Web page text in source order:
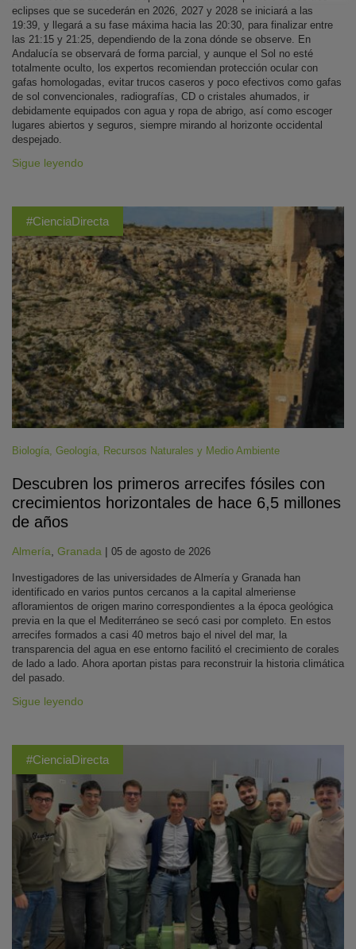
eclipses que se sucederán en 2026, 2027 y 2028 se iniciará a las
19:39, y llegará a su fase máxima hacia las 20:30, para finalizar entre
las 21:15 y 21:25, dependiendo de la zona dónde se observe. En
Andalucía se observará de forma parcial, y aunque el Sol no esté
totalmente oculto, los expertos recomiendan protección ocular con
gafas homologadas, evitar trucos caseros y poco efectivos como gafas
de sol convencionales, radiografías, CD o cristales ahumados, ir
debidamente equipados con agua y ropa de abrigo, así como escoger
lugares abiertos y seguros, siempre mirando al horizonte occidental
despejado.
Sigue leyendo
#CienciaDirecta
Biología, Geología, Recursos Naturales y Medio Ambiente
Descubren los primeros arrecifes fósiles con
crecimientos horizontales de hace 6,5 millones
de años
Almería, Granada | 05 de agosto de 2026
Investigadores de las universidades de Almería y Granada han
identificado en varios puntos cercanos a la capital almeriense
afloramientos de origen marino correspondientes a la época geológica
previa en la que el Mediterráneo se secó casi por completo. En estos
arrecifes formados a casi 40 metros bajo el nivel del mar, la
transparencia del agua en ese entorno facilitó el crecimiento de corales
de lado a lado. Ahora aportan pistas para reconstruir la historia climática
del pasado.
Sigue leyendo
#CienciaDirecta